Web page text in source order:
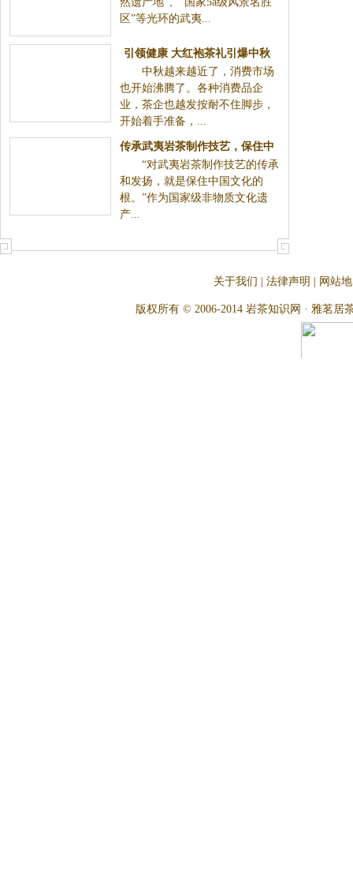
区”等光环的武夷...
引领健康 大红袍茶礼引爆中秋
市场
中秋越来越近了，消费市场
也开始沸腾了。各种消费品企
业，茶企也越发按耐不住脚步，
开始着手准备，...
传承武夷岩茶制作技艺，保住中
国文化的根
“对武夷岩茶制作技艺的传承
和发扬，就是保住中国文化的
根。”作为国家级非物质文化遗
产...
关于我们 法律声明 网站
版权所有 © 2006-2014 岩茶知识网 · 雅茗居